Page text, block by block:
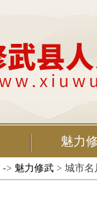
魅力
-> 魅力修武> 城市名